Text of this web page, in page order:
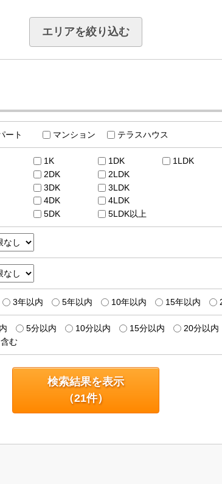
エリアを絞り込む
ート マンション テラスハウス
1K 1DK
1LDK
2DK
2LDK
3DK
3LDK
4DK
4LDK
5DK 5LDK以上
3年以内 5年以内 10年以内 15年以内
5分以内 10分以内 15分以内
20分以内
む
検索結果を表示
（21件）